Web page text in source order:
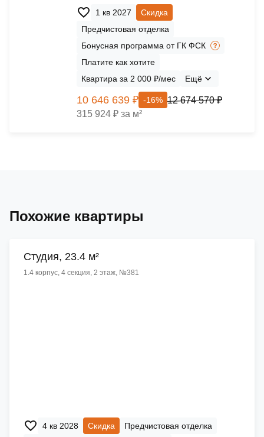
1 кв 2027
Скидка
Предчистовая отделка
Бонусная программа от ГК ФСК
Платите как хотите
Квартира за 2 000 ₽/мес
Ещё
10 646 639 ₽ -16% 12 674 570 ₽
315 924 ₽ за м²
Похожие квартиры
Cтудия, 23.4 м²
1.4 корпус, 4 секция, 2 этаж, №381
4 кв 2028 Скидка Предчистовая отделка